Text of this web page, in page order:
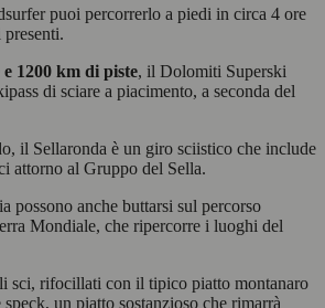
puoi percorrerlo a piedi in circa 4 ore
e 1200 km di piste, il Dolomiti Superski
di sciare a piacimento, a seconda del
il Sellaronda è un giro sciistico che include
attorno al Gruppo del Sella.
possono anche buttarsi sul percorso
Mondiale, che ripercorre i luoghi del
sci, rifocillati con il tipico piatto montanaro
speck, un piatto sostanzioso che rimarrà